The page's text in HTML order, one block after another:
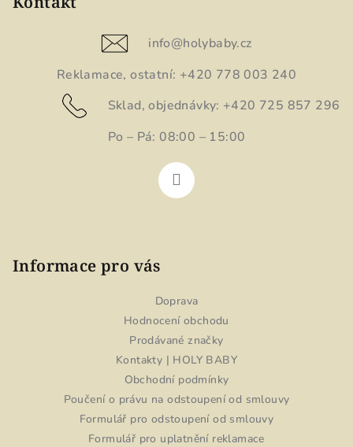
info@holybaby.cz
Reklamace, ostatní: +420 778 003 240
Sklad, objednávky: +420 725 857 296
Po – Pá: 08:00 – 15:00
Informace pro vás
Doprava
Hodnocení obchodu
Prodávané značky
Kontakty | HOLY BABY
Obchodní podmínky
Poučení o právu na odstoupení od smlouvy
Formulář pro odstoupení od smlouvy
Formulář pro uplatnění reklamace